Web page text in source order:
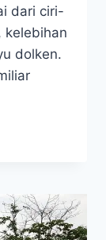
dari ciri-
kelebihan
dolken.